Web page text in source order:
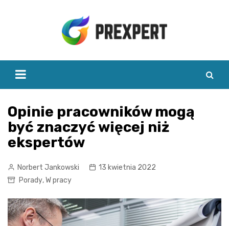
Opinie pracowników mogą
być znaczyć więcej niż
ekspertów
Norbert Jankowski
13 kwietnia 2022
Porady,W pracy